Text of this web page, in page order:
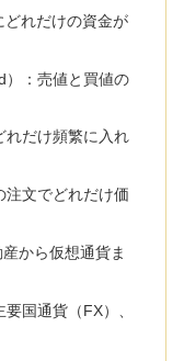
れだけの資金が
）：売値と買値の
れだけ頻繁に入れ
注文でどれだけ価
から仮想通貨ま
国通貨（FX）、